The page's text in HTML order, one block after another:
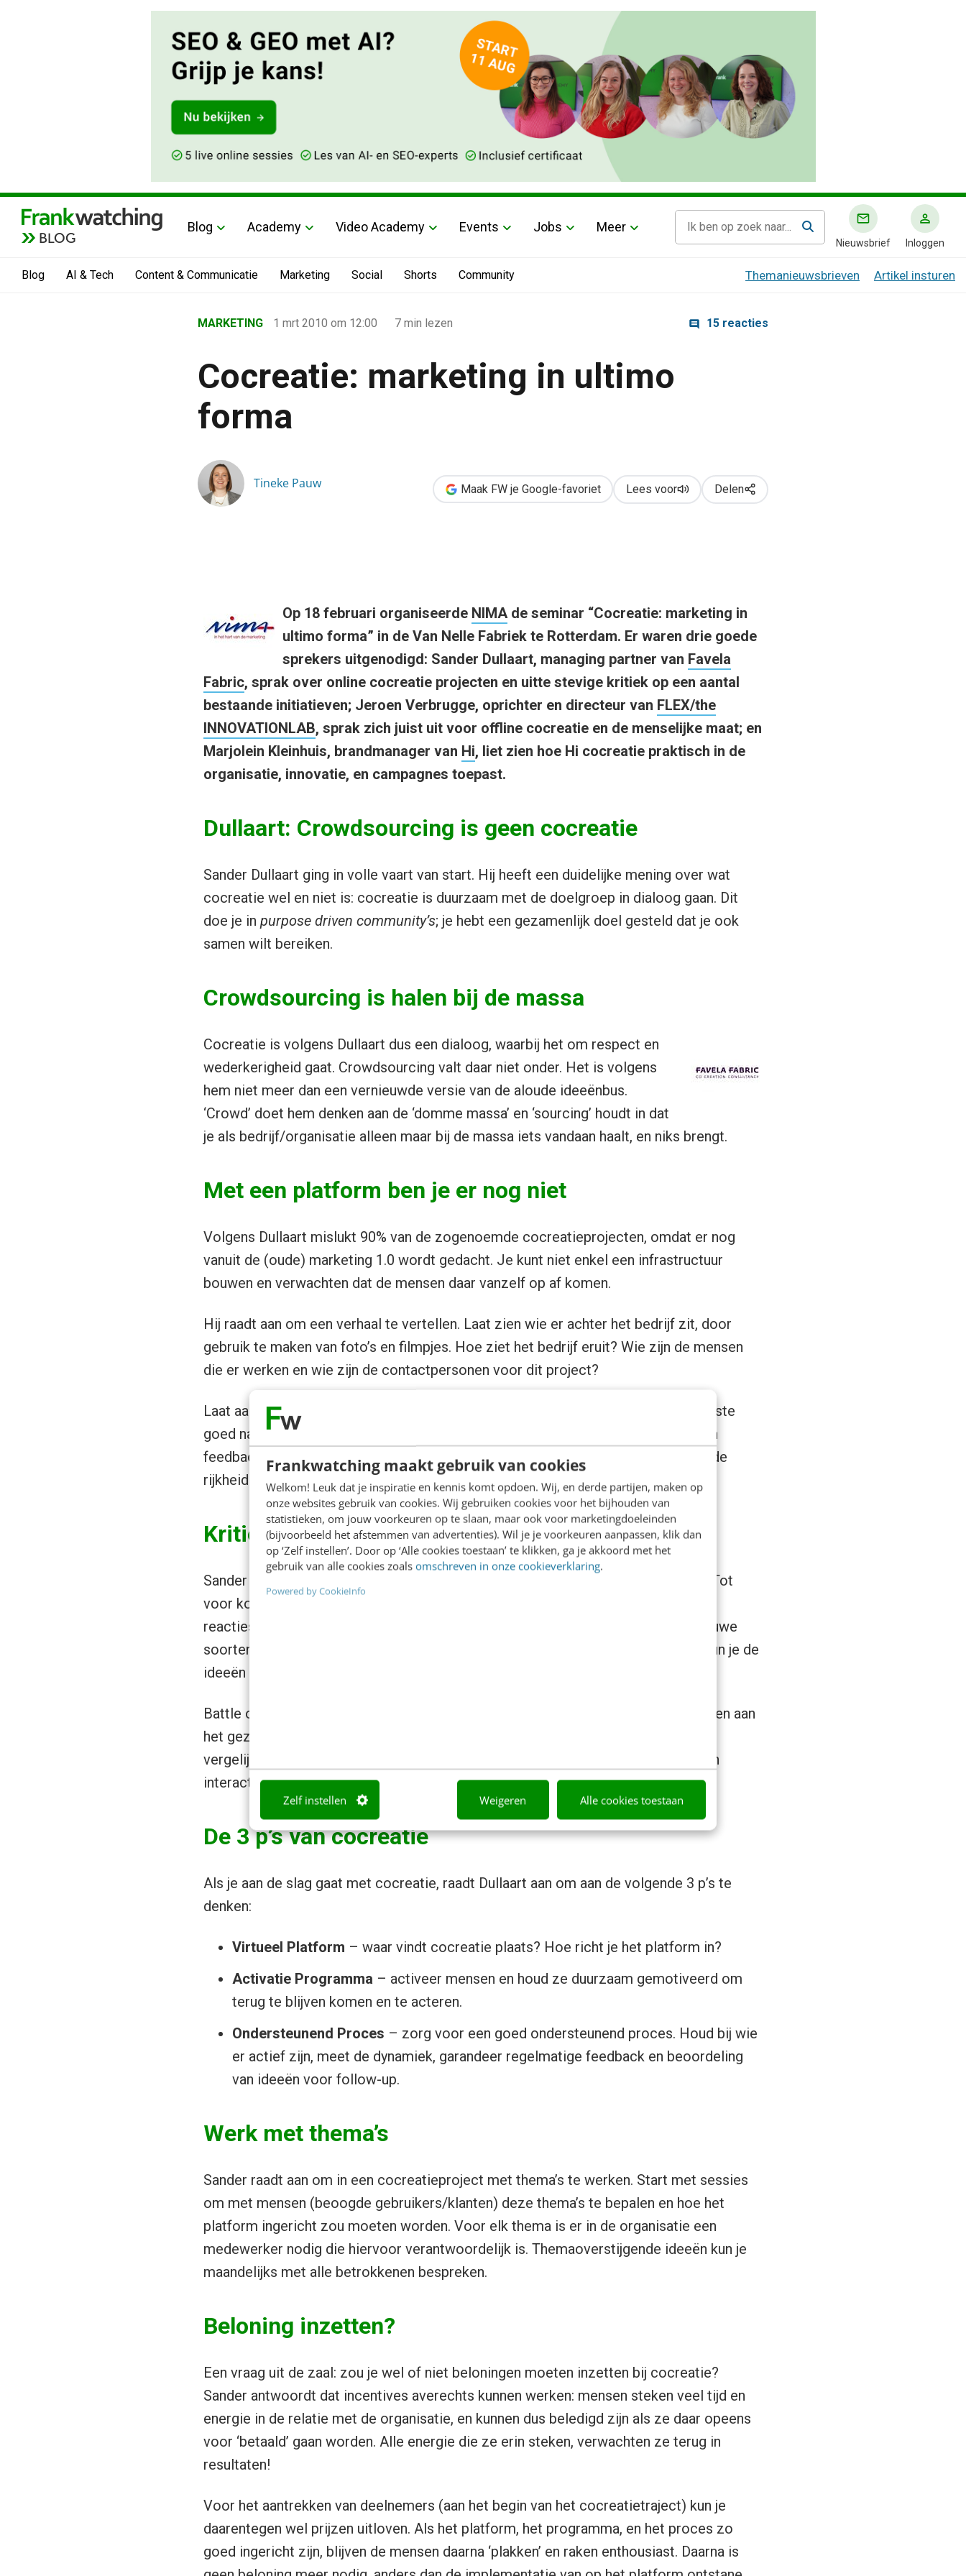
Frankwatching maakt gebruik van cookies
Welkom! Leuk dat je inspiratie en kennis komt opdoen. Wij, en derde partijen, maken op
onze websites gebruik van cookies. Wij gebruiken cookies voor het bijhouden van
statistieken, om jouw voorkeuren op te slaan, maar ook voor marketingdoeleinden
(bijvoorbeeld het afstemmen van advertenties). Wil je je voorkeuren aanpassen, klik dan
op ‘Zelf instellen’. Door op ‘Alle cookies toestaan’ te klikken, ga je akkoord met het
gebruik van alle cookies zoals omschreven in onze cookieverklaring.
Powered by CookieInfo
Zelf instellen Weigeren Alle cookies toestaan
BLOG
Blog Academy Video Academy Events Jobs Meer
Nieuwsbrief Inloggen
Blog AI & Tech Content & Communicatie Marketing Social Shorts Community Themanieuwsbrieven Artikel insturen
›
›
Marketing
›
MARKETING 1 mrt 2010 om 12:00 7 min lezen 15 reacties
Cocreatie: marketing in ultimo
forma
Tineke Pauw Maak FW je Google-favoriet Lees voor Delen
Op 18 februari organiseerde NIMAde seminar “Cocreatie: marketing in
ultimo forma” in de Van Nelle Fabriek te Rotterdam. Er waren drie goede
sprekers uitgenodigd: Sander Dullaart, managing partner van Favela
Fabric, sprak over online cocreatie projecten en uitte stevige kritiek op een aantal
bestaande initiatieven; Jeroen Verbrugge, oprichter en directeur van FLEX/the
INNOVATIONLAB, sprak zich juist uit voor offline cocreatie en de menselijke maat; en
Marjolein Kleinhuis, brandmanager van Hi, liet zien hoe Hi cocreatie praktisch in de
organisatie, innovatie, en campagnes toepast.
Dullaart: Crowdsourcing is geen cocreatie
Sander Dullaart ging in volle vaart van start. Hij heeft een duidelijke mening over wat
cocreatie wel en niet is: cocreatie is duurzaam met de doelgroep in dialoog gaan. Dit
doe je in purpose driven community’s; je hebt een gezamenlijk doel gesteld dat je ook
samen wilt bereiken.
Crowdsourcing is halen bij de massa
Cocreatie is volgens Dullaart dus een dialoog, waarbij het om respect en
wederkerigheid gaat. Crowdsourcing valt daar niet onder. Het is volgens
hem niet meer dan een vernieuwde versie van de aloude ideeënbus.
‘Crowd’ doet hem denken aan de ‘domme massa’ en ‘sourcing’ houdt in dat
je als bedrijf/organisatie alleen maar bij de massa iets vandaan haalt, en niks brengt.
Met een platform ben je er nog niet
Volgens Dullaart mislukt 90% van de zogenoemde cocreatieprojecten, omdat er nog
vanuit de (oude) marketing 1.0 wordt gedacht. Je kunt niet enkel een infrastructuur
bouwen en verwachten dat de mensen daar vanzelf op af komen.
Hij raadt aan om een verhaal te vertellen. Laat zien wie er achter het bedrijf zit, door
gebruik te maken van foto’s en filmpjes. Hoe ziet het bedrijf eruit? Wie zijn de mensen
die er werken en wie zijn de contactpersonen voor dit project?
Laat aan de deelnemers het proces zien en richt dat proces goed in. Denk ten eerste
goed na over welke doelen je wilt bereiken. Denk na over het pad, van idee tot aan
feedback. En heel belangrijk: reageer op de input! De kracht van het project zit in de
rijkheid van de dialoog.
Kritiek op Starbucks en Battle of Concepts
Sander had stevige kritiek op de cocreatie van Starbucks en Battle of Concepts. Tot
voor kort vond op het Starbucks platform geen interactie plaats. Er kwamen geen
reacties op ideeën en het niveau van de ideeën bleef steken op ‘gratis wifi’ en nieuwe
soorten koffie. Juist door de interactie aan te gaan en te modereren op ideeën, kun je de
ideeën naar een hoger plan tillen.
Battle of Concepts en designercommunities als Redesignme deden Dullaart denken aan
het gezegde “pay peanuts, get monkeys”. Volgens Dullaart is Battle of Concepts
vergelijkbaar met het aloude pak melk en de slagzin die je kunt insturen. Er is geen
interactie mogelijk en er is geen dialoog tussen de deelnemers en/of het bedrijf.
De 3 p’s van cocreatie
Als je aan de slag gaat met cocreatie, raadt Dullaart aan om aan de volgende 3 p’s te
denken:
Virtueel Platform – waar vindt cocreatie plaats? Hoe richt je het platform in?
Activatie Programma – activeer mensen en houd ze duurzaam gemotiveerd om
terug te blijven komen en te acteren.
Ondersteunend Proces – zorg voor een goed ondersteunend proces. Houd bij wie
er actief zijn, meet de dynamiek, garandeer regelmatige feedback en beoordeling
van ideeën voor follow-up.
Werk met thema’s
Sander raadt aan om in een cocreatieproject met thema’s te werken. Start met sessies
om met mensen (beoogde gebruikers/klanten) deze thema’s te bepalen en hoe het
platform ingericht zou moeten worden. Voor elk thema is er in de organisatie een
medewerker nodig die hiervoor verantwoordelijk is. Themaoverstijgende ideeën kun je
maandelijks met alle betrokkenen bespreken.
Beloning inzetten?
Een vraag uit de zaal: zou je wel of niet beloningen moeten inzetten bij cocreatie?
Sander antwoordt dat incentives averechts kunnen werken: mensen steken veel tijd en
energie in de relatie met de organisatie, en kunnen dus beledigd zijn als ze daar opeens
voor ‘betaald’ gaan worden. Alle energie die ze erin steken, verwachten ze terug in
resultaten!
Voor het aantrekken van deelnemers (aan het begin van het cocreatietraject) kun je
daarentegen wel prijzen uitloven. Als het platform, het programma, en het proces zo
goed ingericht zijn, blijven de mensen daarna ‘plakken’ en raken enthousiast. Daarna is